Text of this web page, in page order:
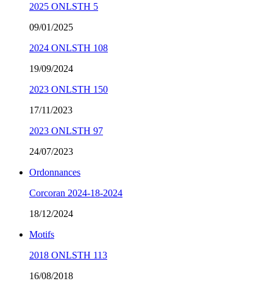
2025 ONLSTH 5
09/01/2025
2024 ONLSTH 108
19/09/2024
2023 ONLSTH 150
17/11/2023
2023 ONLSTH 97
24/07/2023
Ordonnances
Corcoran 2024-18-2024
18/12/2024
Motifs
2018 ONLSTH 113
16/08/2018